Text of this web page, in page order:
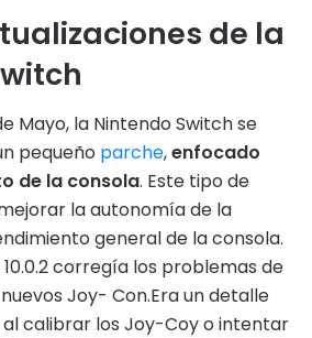
de la
Mayo, la Nintendo Switch se
pequeño parche,enfocado
de la consola. Este tipo de
la autonomía de la
general de la consola.
corregía los problemas de
Joy- Con.Era un detalle
calibrar los Joy-Coy o intentar